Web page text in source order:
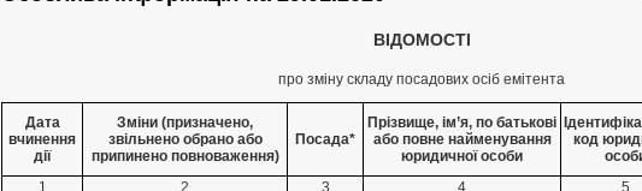
ВІДОМОСТІ
про зміну складу посадових осіб емітента
Дата
вчинення
дії
Зміни (призначено,
звільнено обрано або
припинено повноваження)
Посада*
Прізвище, ім’я, по батькові
або повне найменування
юридичної особи
код